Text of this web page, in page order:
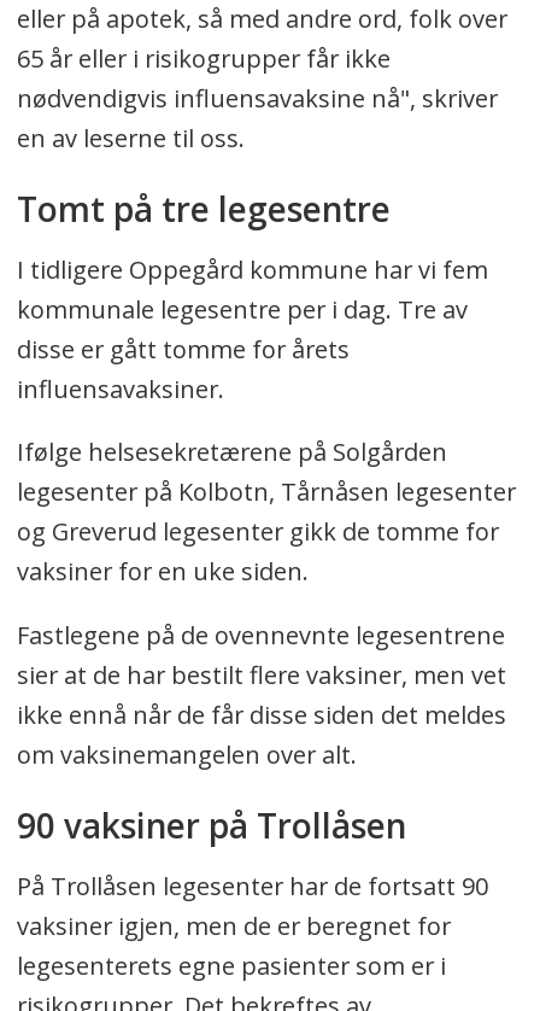
eller på apotek, så med andre ord, folk over
65 år eller i risikogrupper får ikke
nødvendigvis influensavaksine nå", skriver
en av leserne til oss.
Tomt på tre legesentre
I tidligere Oppegård kommune har vi fem
kommunale legesentre per i dag. Tre av
disse er gått tomme for årets
influensavaksiner.
Ifølge helsesekretærene på Solgården
legesenter på Kolbotn, Tårnåsen legesenter
og Greverud legesenter gikk de tomme for
vaksiner for en uke siden.
Fastlegene på de ovennevnte legesentrene
sier at de har bestilt flere vaksiner, men vet
ikke ennå når de får disse siden det meldes
om vaksinemangelen over alt.
90 vaksiner på Trollåsen
På Trollåsen legesenter har de fortsatt 90
vaksiner igjen, men de er beregnet for
legesenterets egne pasienter som er i